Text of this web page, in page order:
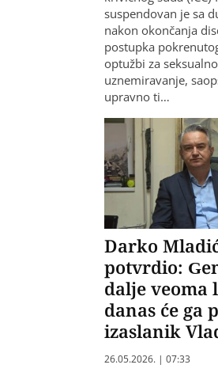
suspendovan je sa
nakon okončanja
postupka
optužbi za seksualno
uznemiravanje,
upravno ti…
Darko
potvrdio:
dalje veoma
danas će ga
izaslanik
26.05.2026. | 07:33